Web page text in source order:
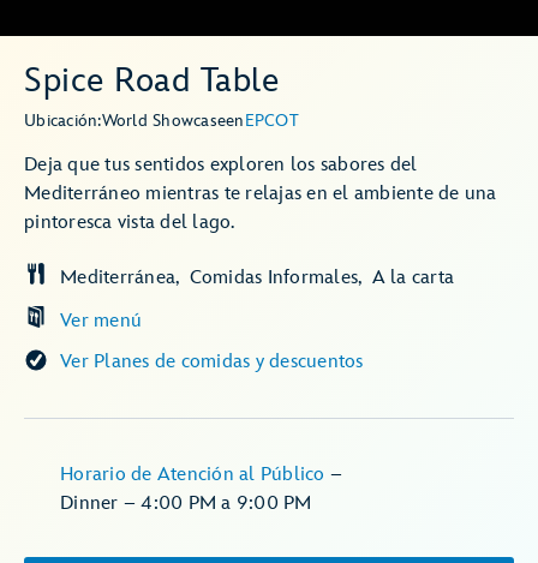
Spice Road Table
Ubicación:World ShowcaseenEPCOT
Deja que tus sentidos exploren los sabores del
Mediterráneo mientras te relajas en el ambiente de una
pintoresca vista del lago.
Ver menú
Mediterránea Comidas Informales A la carta
Ver Planes de comidas y descuentos
Horario de Atención al Público –
Dinner – 4:00 PM a 9:00 PM